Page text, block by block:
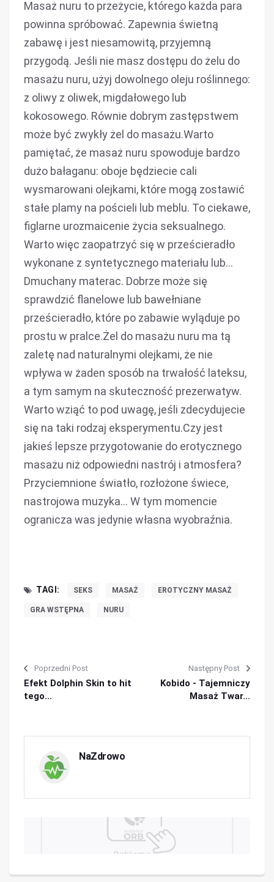
Masaż nuru to przeżycie, którego każda para
powinna spróbować. Zapewnia świetną
zabawę i jest niesamowitą, przyjemną
przygodą. Jeśli nie masz dostępu do żelu do
masażu nuru, użyj dowolnego oleju roślinnego:
z oliwy z oliwek, migdałowego lub
kokosowego. Równie dobrym zastępstwem
może być zwykły żel do masażu.Warto
pamiętać, że masaż nuru spowoduje bardzo
dużo bałaganu: oboje będziecie cali
wysmarowani olejkami, które mogą zostawić
stałe plamy na pościeli lub meblu. To ciekawe,
figlarne urozmaicenie życia seksualnego.
Warto więc zaopatrzyć się w prześcieradło
wykonane z syntetycznego materiału lub…
Dmuchany materac. Dobrze może się
sprawdzić flanelowe lub bawełniane
prześcieradło, które po zabawie wyląduje po
prostu w pralce.Żel do masażu nuru ma tą
zaletę nad naturalnymi olejkami, że nie
wpływa w żaden sposób na trwałość lateksu,
a tym samym na skuteczność prezerwatyw.
Warto wziąć to pod uwagę, jeśli zdecydujecie
się na taki rodzaj eksperymentu.Czy jest
jakieś lepsze przygotowanie do erotycznego
masażu niż odpowiedni nastrój i atmosfera?
Przyciemnione światło, rozłożone świece,
nastrojowa muzyka… W tym momencie
ogranicza was jedynie własna wyobraźnia.
TAGI: SEKS MASAŻ EROTYCZNY MASAŻ
GRA WSTĘPNA NURU
Poprzedni Post
Efekt Dolphin Skin to hit
tego...
Następny Post
Kobido - Tajemniczy
Masaż Twar...
NaZdrowo